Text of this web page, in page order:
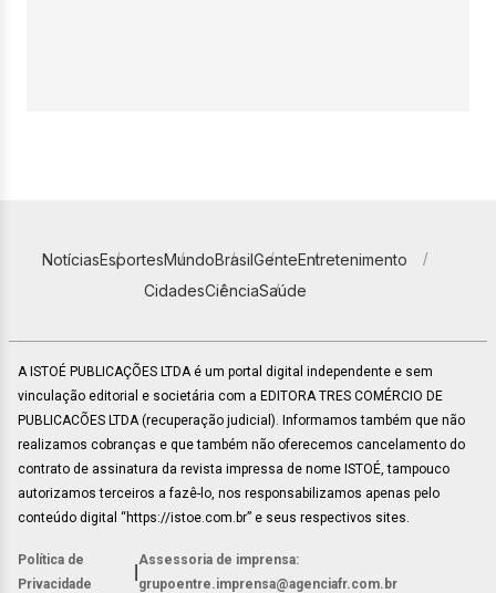
NotíciasEsportesMundoBrasilGenteEntretenimento
CidadesCiênciaSaúde
A ISTOÉ PUBLICAÇÕES LTDA é um portal digital independente e sem
vinculação editorial e societária com a EDITORA TRES COMÉRCIO DE
PUBLICACÕES LTDA (recuperação judicial). Informamos também que não
realizamos cobranças e que também não oferecemos cancelamento do
contrato de assinatura da revista impressa de nome ISTOÉ, tampouco
autorizamos terceiros a fazê-lo, nos responsabilizamos apenas pelo
conteúdo digital “https://istoe.com.br” e seus respectivos sites.
Política de
Privacidade
Assessoria de imprensa:
grupoentre.imprensa@agenciafr.com.br